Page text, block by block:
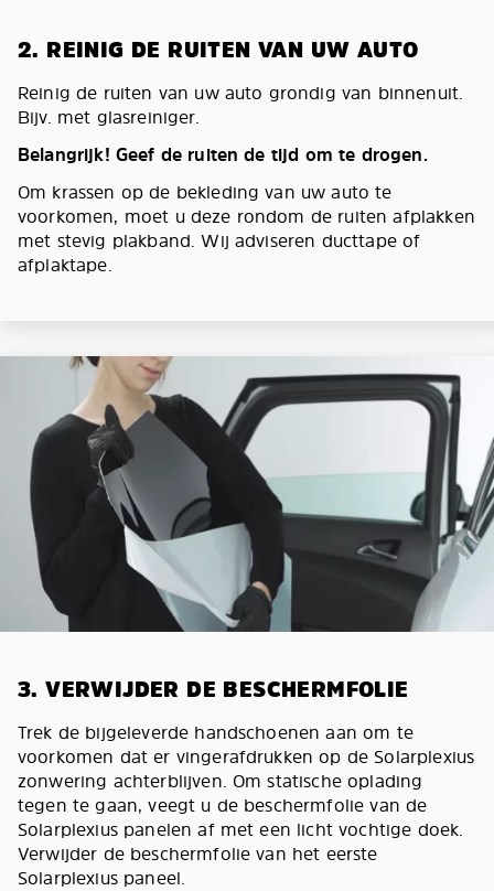
2. REINIG DE RUITEN VAN UW AUTO
Reinig de ruiten van uw auto grondig van binnenuit.
Bijv. met glasreiniger.
Belangrijk! Geef de ruiten de tijd om te drogen.
Om krassen op de bekleding van uw auto te
voorkomen, moet u deze rondom de ruiten afplakken
met stevig plakband. Wij adviseren ducttape of
afplaktape.
3. VERWIJDER DE BESCHERMFOLIE
Trek de bijgeleverde handschoenen aan om te
voorkomen dat er vingerafdrukken op de Solarplexius
zonwering achterblijven. Om statische oplading
tegen te gaan, veegt u de beschermfolie van de
Solarplexius panelen af met een licht vochtige doek.
Verwijder de beschermfolie van het eerste
Solarplexius paneel.